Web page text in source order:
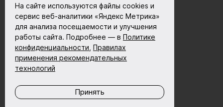
ПРАВИЛА ИСПОЛЬЗОВАНИЯ ФАЙЛОВ COOKIE
ПОЛЬЗОВАТЕЛЬСКОЕ СОГЛАШЕНИЕ
Разработка сайта - ABETA.ru
На сайте используются файлы cookies и
сервис веб-аналитики «Яндекс Метрика»
для анализа посещаемости и улучшения
работы сайта. Подробнее — в Политике
конфиденциальности Правилах
применения рекомендательных
технологий
Принять